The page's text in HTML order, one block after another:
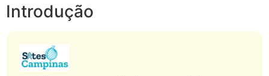
Introdução